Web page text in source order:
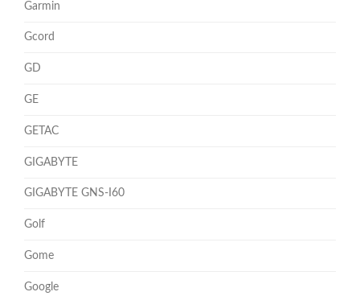
Garmin
Gcord
GD
GE
GETAC
GIGABYTE
GIGABYTE GNS-I60
Golf
Gome
Google